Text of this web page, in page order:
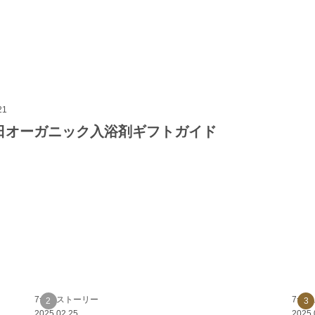
オーガニック入浴剤ギフトガイド
7つのストーリー
7つ